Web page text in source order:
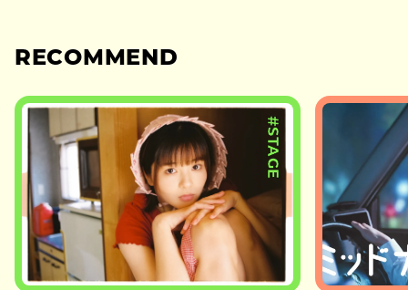
RECOMMEND
#STAGE